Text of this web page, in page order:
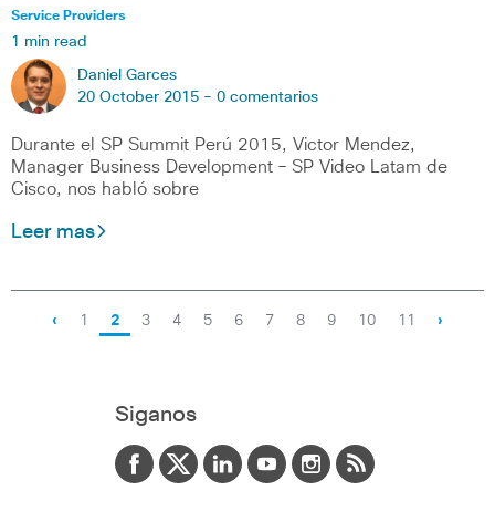
Service Providers
1 min read
Daniel Garces
20 October 2015 - 0 comentarios
Durante el SP Summit Perú 2015, Victor Mendez,
Manager Business Development – SP Video Latam de
Cisco, nos habló sobre
Leer mas
‹ 1 2 3 4 5 6 7 8 9 10 11 ›
Siganos